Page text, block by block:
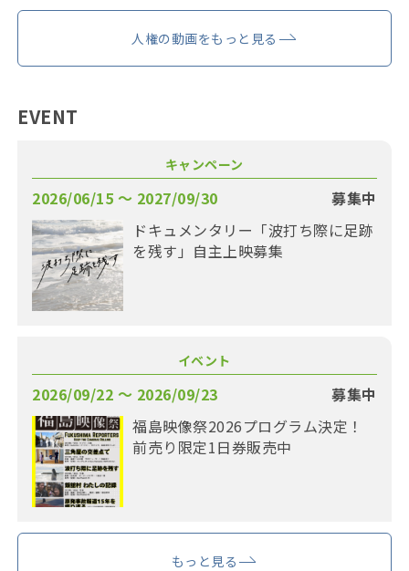
人権の動画をもっと見る
EVENT
キャンペーン
2026/06/15 〜 2027/09/30
募集中
ドキュメンタリー「波打ち際に足跡
を残す」自主上映募集
イベント
2026/09/22 〜 2026/09/23
募集中
福島映像祭2026プログラム決定！
前売り限定1日券販売中
もっと見る